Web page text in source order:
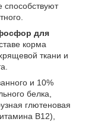
способствуют
для
корма
ткани и
и 10%
белка,
глютеновая
B12),